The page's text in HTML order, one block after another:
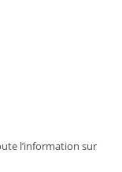
l’information sur